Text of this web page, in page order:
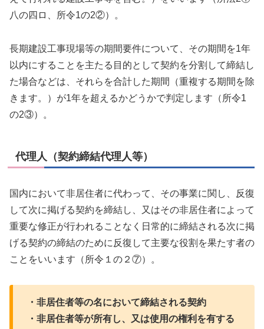
八の四ロ、所令1の2②）。
長期建設工事現場等の期間要件について、その期間を1年
以内にすることを主たる目的として契約を分割して締結し
た場合などは、それらを合計した期間（重複する期間を除
きます。）が1年を超えるかどうかで判定します（所令1
の2③）。
代理人（契約締結代理人等）
国内において非居住者に代わって、その事業に関し、反復
して次に掲げる契約を締結し、又はその非居住者によって
重要な修正が行われることなく日常的に締結される次に掲
げる契約の締結のために反復して主要な役割を果たす者の
ことをいいます（所令１の２⑦）。
・非居住者等の名において締結される契約
・非居住者等が所有し、又は使用の権利を有する